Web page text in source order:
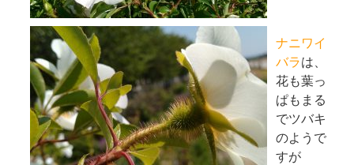
ナニワイ
バラは、
花も葉っ
ぱもまる
でツバキ
のようで
すが